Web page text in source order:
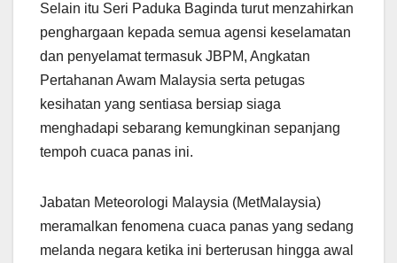
Selain itu Seri Paduka Baginda turut menzahirkan
penghargaan kepada semua agensi keselamatan
dan penyelamat termasuk JBPM, Angkatan
Pertahanan Awam Malaysia serta petugas
kesihatan yang sentiasa bersiap siaga
menghadapi sebarang kemungkinan sepanjang
tempoh cuaca panas ini.
Jabatan Meteorologi Malaysia (MetMalaysia)
meramalkan fenomena cuaca panas yang sedang
melanda negara ketika ini berterusan hingga awal